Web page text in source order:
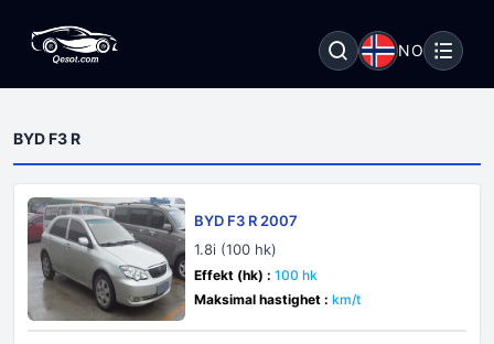
NO
BYD F3 R
BYD F3 R 2007
1.8i (100 hk)
Effekt (hk) : 100 hk
Maksimal hastighet : km/t